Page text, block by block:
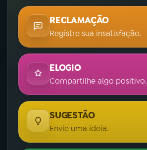
RECLAMAÇÃO
Registre sua insatisfação.
ELOGIO
Compartilhe algo positivo.
SUGESTÃO
Envie uma ideia.